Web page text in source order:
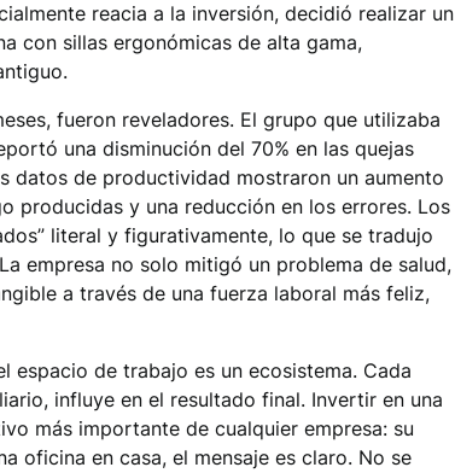
reacia a la inversión, decidió realizar un
con sillas ergonómicas de alta gama,
fueron reveladores. El grupo que utilizaba
una disminución del 70% en las quejas
datos de productividad mostraron un aumento
producidas y una reducción en los errores. Los
literal y figurativamente, lo que se tradujo
empresa no solo mitigó un problema de salud,
a través de una fuerza laboral más feliz,
espacio de trabajo es un ecosistema. Cada
influye en el resultado final. Invertir en una
más importante de cualquier empresa: su
oficina en casa, el mensaje es claro. No se